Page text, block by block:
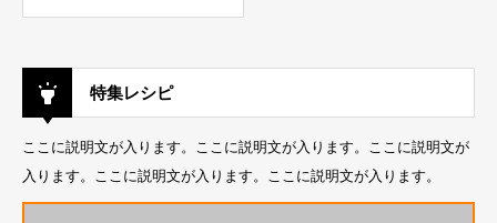
特集レシピ
ここに説明文が入ります。ここに説明文が入ります。ここに説明文が
入ります。ここに説明文が入ります。ここに説明文が入ります。